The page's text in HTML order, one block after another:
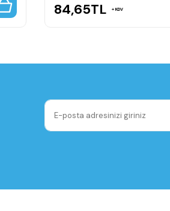
84,65TL KDV